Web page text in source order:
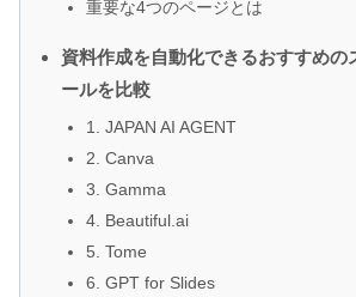
重要な4つのページとは
資料作成を自動化できるおすすめの
ールを比較
1. JAPAN AI AGENT
2. Canva
3. Gamma
4. Beautiful.ai
5. Tome
6. GPT for Slides